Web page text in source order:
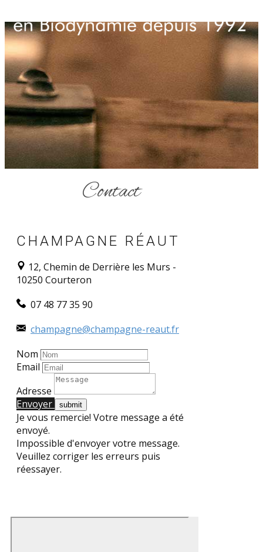
Contact
CHAMPAGNE RÉAUT
12, Chemin de Derrière les Murs -
10250 Courteron
​​ 07 48 77 35 90
champagne@champagne-reaut.fr
Nom
Email
Adresse
Envoyer
Je vous remercie! Votre message a été
envoyé.
Impossible d'envoyer votre message.
Veuillez corriger les erreurs puis
réessayer.